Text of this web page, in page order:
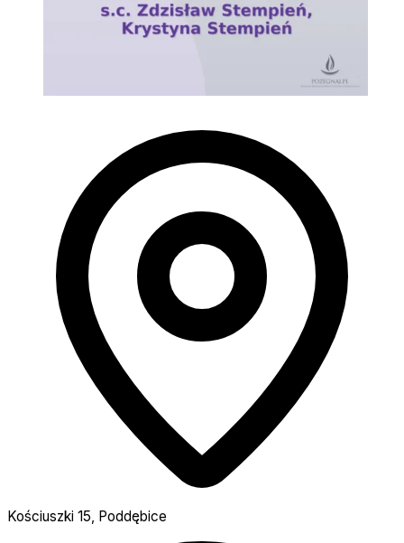
Kościuszki 15, Poddębice